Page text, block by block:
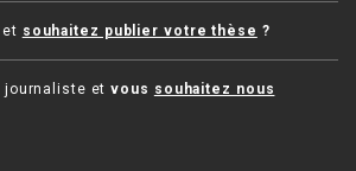
souhaitez publier votre thèse ?
journaliste etvous souhaitez nous